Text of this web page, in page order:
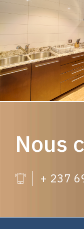
Nous
+ 237